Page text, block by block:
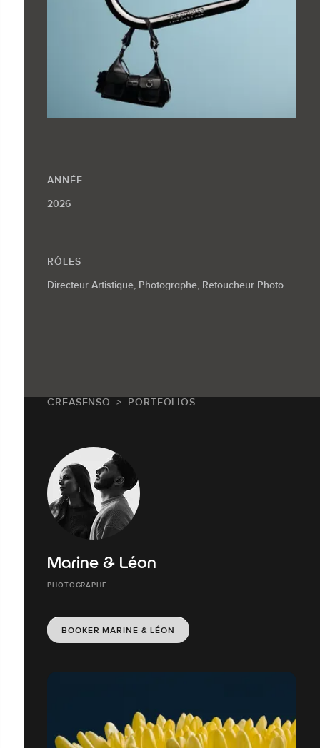
ANNÉE
2026
RÔLES
Directeur Artistique, Photographe, Retoucheur Photo
CREASENSO PORTFOLIOS
Marine & Léon
PHOTOGRAPHE
BOOKER MARINE & LÉON